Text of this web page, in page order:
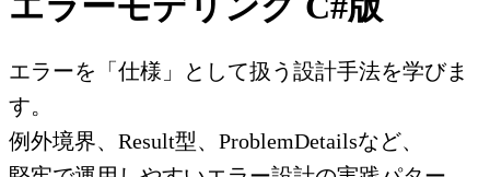
エラーを「仕様」として扱う設計手法を学びま
す。
例外境界、Result型、ProblemDetailsなど、